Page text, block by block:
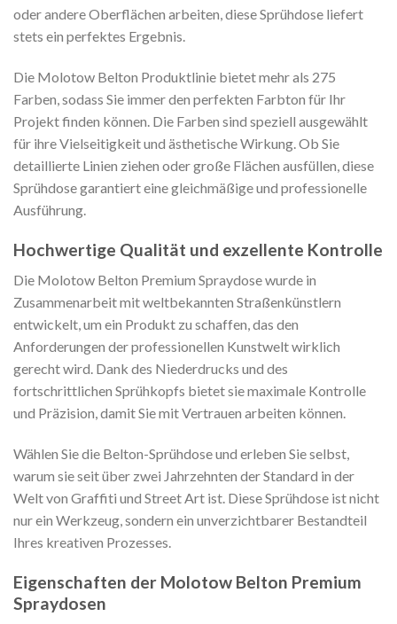
oder andere Oberflächen arbeiten, diese Sprühdose liefert
stets ein perfektes Ergebnis.
Die Molotow Belton Produktlinie bietet mehr als 275
Farben, sodass Sie immer den perfekten Farbton für Ihr
Projekt finden können. Die Farben sind speziell ausgewählt
für ihre Vielseitigkeit und ästhetische Wirkung. Ob Sie
detaillierte Linien ziehen oder große Flächen ausfüllen, diese
Sprühdose garantiert eine gleichmäßige und professionelle
Ausführung.
Hochwertige Qualität und exzellente Kontrolle
Die Molotow Belton Premium Spraydose wurde in
Zusammenarbeit mit weltbekannten Straßenkünstlern
entwickelt, um ein Produkt zu schaffen, das den
Anforderungen der professionellen Kunstwelt wirklich
gerecht wird. Dank des Niederdrucks und des
fortschrittlichen Sprühkopfs bietet sie maximale Kontrolle
und Präzision, damit Sie mit Vertrauen arbeiten können.
Wählen Sie die Belton-Sprühdose und erleben Sie selbst,
warum sie seit über zwei Jahrzehnten der Standard in der
Welt von Graffiti und Street Art ist. Diese Sprühdose ist nicht
nur ein Werkzeug, sondern ein unverzichtbarer Bestandteil
Ihres kreativen Prozesses.
Eigenschaften der Molotow Belton Premium
Spraydosen